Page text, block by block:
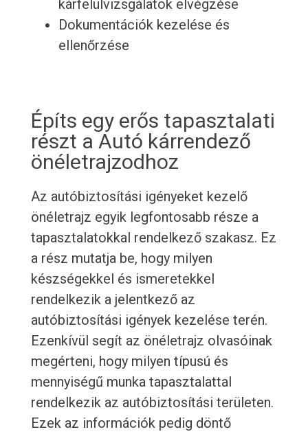
kárfelülvizsgálatok elvégzése
Dokumentációk kezelése és
ellenőrzése
Építs egy erős tapasztalati
részt a Autó kárrendező
önéletrajzodhoz
Az autóbiztosítási igényeket kezelő
önéletrajz egyik legfontosabb része a
tapasztalatokkal rendelkező szakasz. Ez
a rész mutatja be, hogy milyen
készségekkel és ismeretekkel
rendelkezik a jelentkező az
autóbiztosítási igények kezelése terén.
Ezenkívül segít az önéletrajz olvasóinak
megérteni, hogy milyen típusú és
mennyiségű munka tapasztalattal
rendelkezik az autóbiztosítási területen.
Ezek az információk pedig döntő